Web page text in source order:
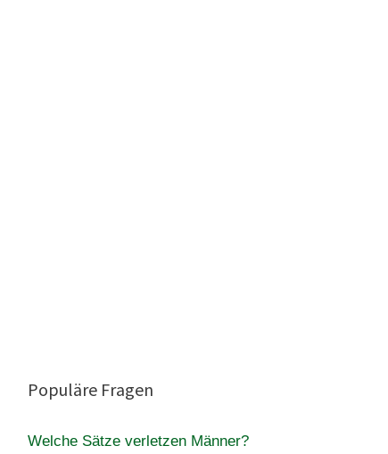
Populäre Fragen
Welche Sätze verletzen Männer?